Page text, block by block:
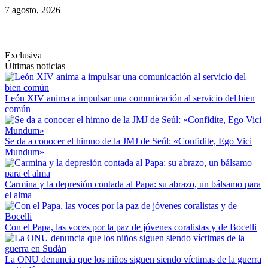
Saltar
7 agosto, 2026
Exclusiva
Últimas noticias
León XIV anima a impulsar una comunicación al servicio del bien
común
Se da a conocer el himno de la JMJ de Seúl: «Confidite, Ego Vici
Mundum»
Carmina y la depresión contada al Papa: su abrazo, un bálsamo para
el alma
Con el Papa, las voces por la paz de jóvenes coralistas y de Bocelli
La ONU denuncia que los niños siguen siendo víctimas de la guerra